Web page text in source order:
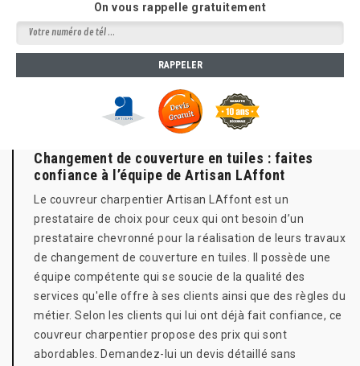
On vous rappelle gratuitement
Changement de couverture en tuiles : faites
confiance à l’équipe de Artisan LAffont
Le couvreur charpentier Artisan LAffont est un
prestataire de choix pour ceux qui ont besoin d’un
prestataire chevronné pour la réalisation de leurs travaux
de changement de couverture en tuiles. Il possède une
équipe compétente qui se soucie de la qualité des
services qu'elle offre à ses clients ainsi que des règles du
métier. Selon les clients qui lui ont déjà fait confiance, ce
couvreur charpentier propose des prix qui sont
abordables. Demandez-lui un devis détaillé sans